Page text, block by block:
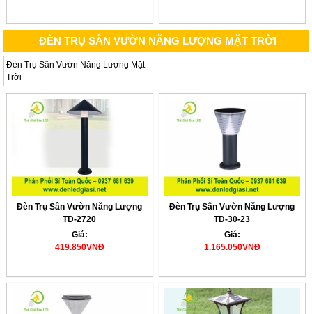
ĐÈN TRỤ SÂN VƯỜN NĂNG LƯỢNG MẶT TRỜI
Đèn Trụ Sân Vườn Năng Lượng Mặt
Trời
Đèn Trụ Sân Vườn Năng Lượng
TD-2720
Giá:
419.850VNĐ
Đèn Trụ Sân Vườn Năng Lượng
TD-30-23
Giá:
1.165.050VNĐ